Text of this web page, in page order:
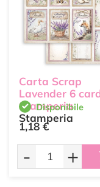
Carta Scrap
Lavender 6
Stamperia
Stamperia
Disponibile
1,18 €
- +